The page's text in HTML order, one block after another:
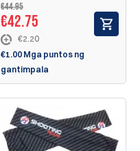
€44.95
€42.75
€2.20
€1.00 Mga puntos ng
gantimpala